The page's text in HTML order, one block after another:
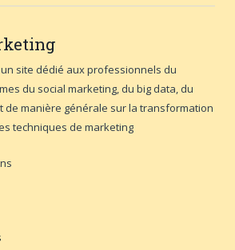
site dédié aux professionnels du
du social marketing, du big data, du
de manière générale sur la transformation
techniques de marketing